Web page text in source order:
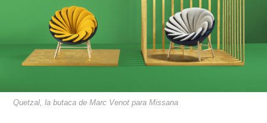
Quetzal, la butaca de Marc Venot para Missana